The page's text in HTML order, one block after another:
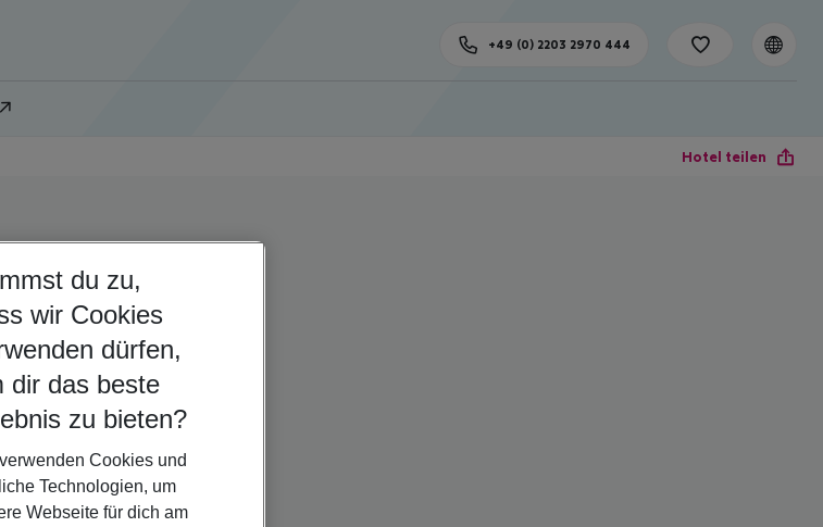
+49 (0) 2203 2970 444
Hotel teilen
du zu,
wir Cookies
dürfen,
dir das beste
zu bieten?
Cookies und
Technologien, um
Webseite für dich am